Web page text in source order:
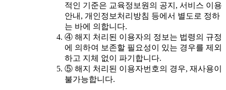
적인 기준은 교육정보원의 공지, 서비스 이용
안내, 개인정보처리방침 등에서 별도로 정하
는 바에 의합니다.
④ 해지 처리된 이용자의 정보는 법령의 규정
에 의하여 보존할 필요성이 있는 경우를 제외
하고 지체 없이 파기합니다.
⑤ 해지 처리된 이용자번호의 경우, 재사용이
불가능합니다.